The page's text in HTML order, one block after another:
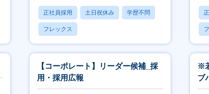
正社員採用 土日祝休み 学歴不問
フレックス
【コーポレート】リーダー候補_採
用・採用広報
※
ブ
グ